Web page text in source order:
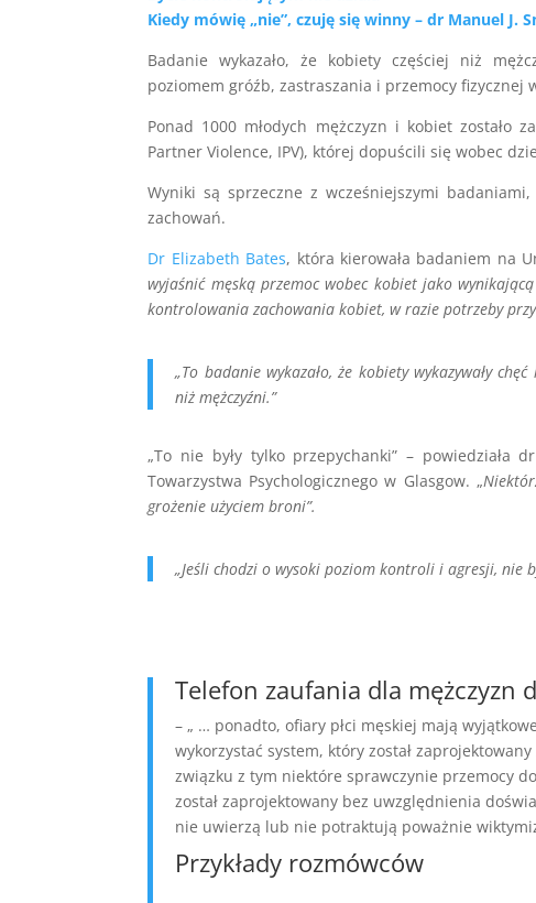
Kiedy mówię „nie”, czuję się winny – dr Manuel J.
Badanie wykazało, że kobiety częściej niż
poziomem gróźb, zastraszania i przemocy fizycznej
Ponad 1000 młodych mężczyzn i kobiet zostało
Partner Violence, IPV), której dopuścili się wobec
Wyniki są sprzeczne z wcześniejszymi
zachowań.
Dr Elizabeth Bates, która kierowała badaniem na
wyjaśnić męską przemoc wobec kobiet jako
kontrolowania zachowania kobiet, w razie potrzeby przy
„To badanie wykazało, że kobiety wykazywały
niż mężczyźni.”
„To nie były tylko przepychanki” – powiedziała
Towarzystwa Psychologicznego w Glasgow. „
grożenie użyciem broni”.
„Jeśli chodzi o wysoki poziom kontroli i agresji, nie
Telefon zaufania dla mężczyzn
– „ … ponadto, ofiary płci męskiej mają
wykorzystać system, który został
związku z tym niektóre sprawczynie przemocy
został zaprojektowany bez uwzględnienia
nie uwierzą lub nie potraktują poważnie
Przykłady rozmówców